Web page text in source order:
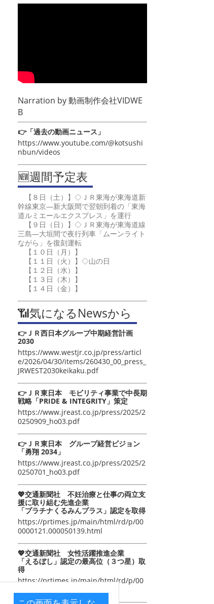
Narration by動画制作会社VIDWE
B
👉「過去の動画ニュース」
https://www.youtube.com/@kotsushi
nbun/videos
🆕週間予定表
【８日（土）】◇ＪＲ東海が東海道新
幹線東京―新大阪間で翌朝到着の「東海
道ルミエールエクスプレス」を運行
【９日（日）】◇ＪＲ東海が東海道線
三島―大垣間で夜行列車「ムーンライト
ながら」を復刻運転
【１０日（月）】
【１１日（火）】◇山の日
【１２日（水）】
【１３日（木）】
【１４日（金）】
📶気になるNewsから
👉ＪＲ西日本グループ中期経営計画
2030
https://www.westjr.co.jp/press/articl
e/2026/04/30/items/260430_00_press_
JRWEST2030keikaku.pdf
👉ＪＲ東日本 モビリティ事業で中長期
戦略「PRIDE & INTEGRITY」策定
https://www.jreast.co.jp/press/2025/2
0250909_ho03.pdf
👉ＪＲ東日本 グループ経営ビジョン
「勇翔 2034」
https://www.jreast.co.jp/press/2025/2
0250701_ho03.pdf
💖交通新聞社 不妊治療と仕事の両立支
援に取り組む先進企業
「プラチナくるみんプラス」認定を取得
https://prtimes.jp/main/html/rd/p/00
0000121.000050139.html
💖交通新聞社 女性活躍推進企業
「えるぼし」認定の最高位（３つ星）取
得
https://prtimes.jp/main/html/rd/p/00